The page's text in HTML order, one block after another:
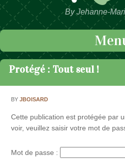
By Jehanne-
Passer au contenu
Protégé : Tout seul !
BYJBOISARD
Cette publication est protégée par
voir, veuillez saisir votre mot de
Mot de passe :